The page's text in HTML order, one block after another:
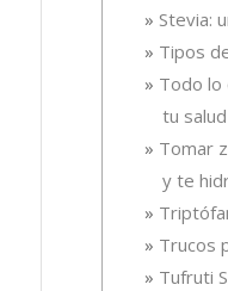
Stevia:
Tipos
Todo lo
tu salud
Tomar
y te
Trucos
Tufruti